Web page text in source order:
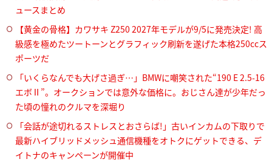
ュースまとめ
【黄金の骨格】カワサキ Z250 2027年モデルが9/5に発売決定! 高
級感を極めたツートーンとグラフィック刷新を遂げた本格250ccス
ポーツだ
「いくらなんでも大げさ過ぎ…」BMWに嘲笑された“190 E 2.5-16
エボⅡ”。オークションでは意外な価格に。おじさん達が少年だっ
た頃の憧れのクルマを深堀り
「会話が途切れるストレスとおさらば!」古いインカムの下取りで
最新ハイブリッドメッシュ通信機種をオトクにゲットできる、デ
イトナのキャンペーンが開催中